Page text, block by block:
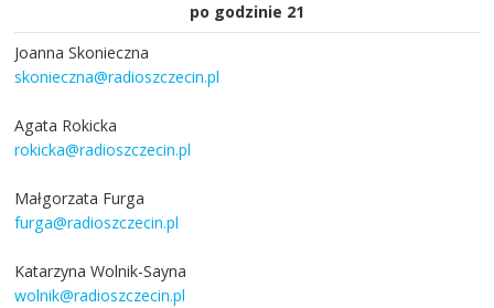
po godzinie 21
Joanna Skonieczna
skonieczna@radioszczecin.pl
Agata Rokicka
rokicka@radioszczecin.pl
Małgorzata Furga
furga@radioszczecin.pl
Katarzyna Wolnik-Sayna
wolnik@radioszczecin.pl